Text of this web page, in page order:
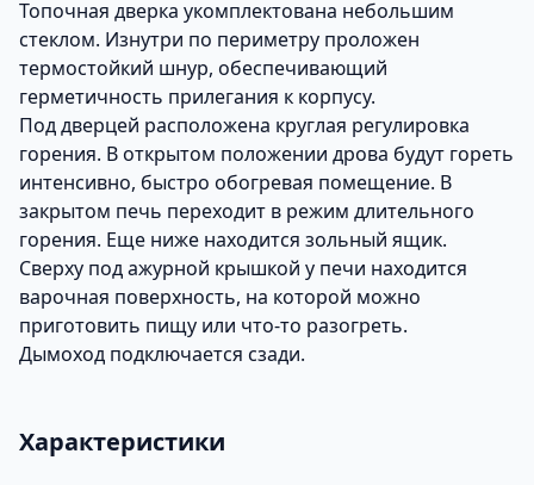
Топочная дверка укомплектована небольшим
стеклом. Изнутри по периметру проложен
термостойкий шнур, обеспечивающий
герметичность прилегания к корпусу.
Под дверцей расположена круглая регулировка
горения. В открытом положении дрова будут гореть
интенсивно, быстро обогревая помещение. В
закрытом печь переходит в режим длительного
горения. Еще ниже находится зольный ящик.
Сверху под ажурной крышкой у печи находится
варочная поверхность, на которой можно
приготовить пищу или что-то разогреть.
Дымоход подключается сзади.
Характеристики